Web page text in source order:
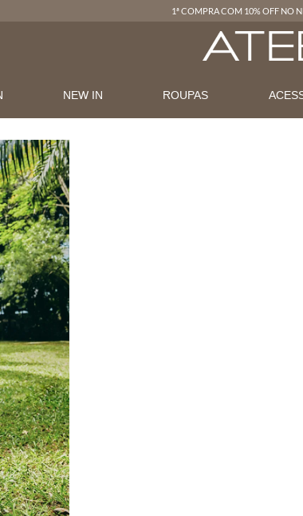
1ª COMPRA COM 10% OFF NO
NEW IN ROUPAS